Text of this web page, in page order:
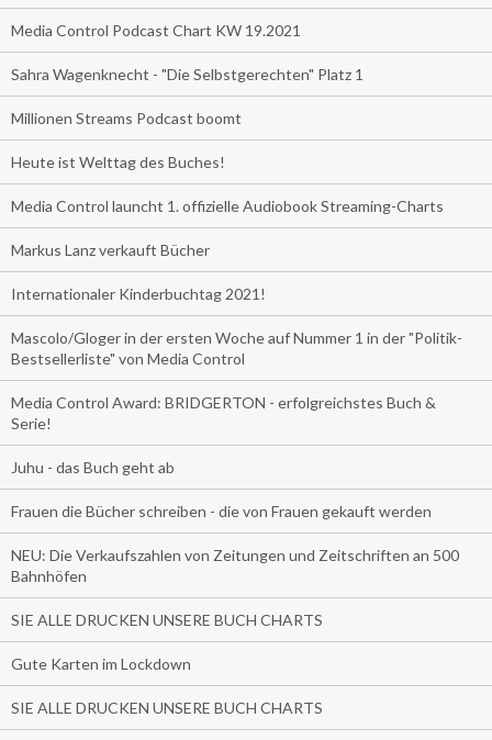
Media Control Podcast Chart KW 19.2021
Sahra Wagenknecht - "Die Selbstgerechten" Platz 1
Millionen Streams Podcast boomt
Heute ist Welttag des Buches!
Media Control launcht 1. offizielle Audiobook Streaming-Charts
Markus Lanz verkauft Bücher
Internationaler Kinderbuchtag 2021!
Mascolo/Gloger in der ersten Woche auf Nummer 1 in der "Politik-
Bestsellerliste" von Media Control
Media Control Award: BRIDGERTON - erfolgreichstes Buch &
Serie!
Juhu - das Buch geht ab
Frauen die Bücher schreiben - die von Frauen gekauft werden
NEU: Die Verkaufszahlen von Zeitungen und Zeitschriften an 500
Bahnhöfen
SIE ALLE DRUCKEN UNSERE BUCH CHARTS
Gute Karten im Lockdown
SIE ALLE DRUCKEN UNSERE BUCH CHARTS